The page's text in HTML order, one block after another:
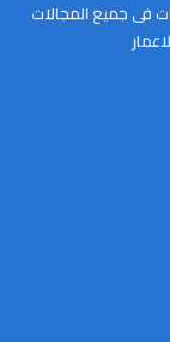
فى جميع المجالات